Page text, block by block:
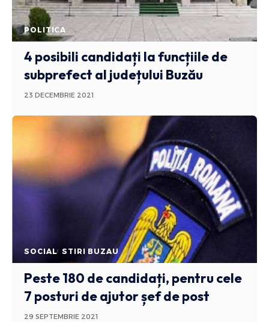
POLITICA
4 posibili candidați la funcțiile de
subprefect al județului Buzău
23 DECEMBRIE 2021
SOCIAL STIRI BUZAU
Peste 180 de candidați, pentru cele
7 posturi de ajutor șef de post
29 SEPTEMBRIE 2021